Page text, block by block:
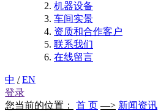
机器设备
车间实景
资质和合作客户
联系我们
在线留言
中 / EN
登录
您当前的位置：
首 页 —> 新闻资讯